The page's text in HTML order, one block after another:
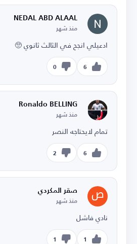
NEDAL ABD ALAAL
منذ شهر
ادعيلي انجح في الثالث ثانوي 🥺
6
0
Ronaldo BELLING
منذ شهر
تمام لايحتاجه النصر
6
2
صقر المكردي
منذ شهر
نادي فاشل
1
1